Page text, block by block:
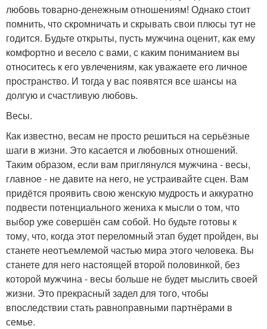
любовь товарно-денежным отношениям! Однако стоит
помнить, что скромничать и скрывать свои плюсы тут не
годится. Будьте открыты, пусть мужчина оценит, как ему
комфортно и весело с вами, с каким пониманием вы
относитесь к его увлечениям, как уважаете его личное
пространство. И тогда у вас появятся все шансы на
долгую и счастливую любовь.
Весы.
Как известно, весам не просто решиться на серьёзные
шаги в жизни. Это касается и любовных отношений.
Таким образом, если вам приглянулся мужчина - весы,
главное - не давите на него, не устраивайте сцен. Вам
придётся проявить свою женскую мудрость и аккуратно
подвести потенциального жениха к мысли о том, что
выбор уже совершён сам собой. Но будьте готовы к
тому, что, когда этот переломный этап будет пройден, вы
станете неотъемлемой частью мира этого человека. Вы
станете для него настоящей второй половинкой, без
которой мужчина - весы больше не будет мыслить своей
жизни. Это прекрасный задел для того, чтобы
впоследствии стать равноправными партнёрами в
семье.